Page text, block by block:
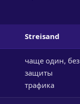
Streisand
чаще один, без
защиты
трафика